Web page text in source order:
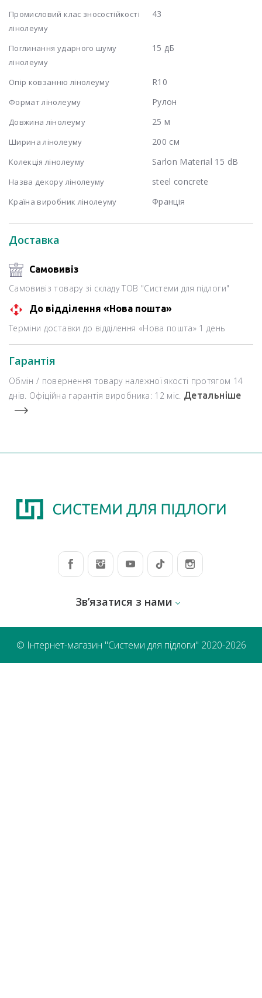
Доставка
Самовивіз
Самовивіз товару зі складу ТОВ "Системи для підлоги"
До відділення «Нова пошта»
Терміни доставки до відділення «Нова пошта» 1 день
Гарантія
Обмін / повернення товару належної якості протягом 14
днів. Офіційна гарантія виробника: 12 міс. Детальніше
Промисловий клас зносостійкості
лінолеуму
43
Поглинання ударного шуму
лінолеуму
15 дБ
Опір ковзанню лінолеуму R10
Формат лінолеуму Рулон
Довжина лінолеуму 25 м
Ширина лінолеуму 200 см
Колекція лінолеуму Sarlon Material 15 dB
Назва декору лінолеуму steel concrete
Країна виробник лінолеуму Франція
Зв’язатися з нами
© Інтернет-магазин "Системи для підлоги" 2020-2026